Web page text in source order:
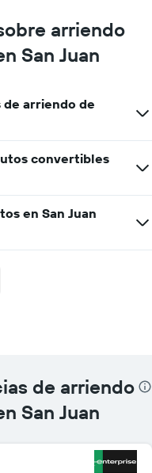
arriendo
San Juan
de arriendo de
convertibles
en San Juan
de arriendo
San Juan